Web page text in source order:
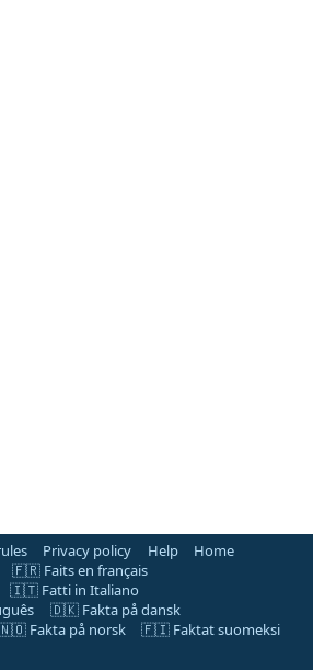
Privacy policy Help
Home
🇫🇷 Faits en français
🇮🇹 Fatti in Italiano
🇩🇰 Fakta på dansk
Fakta på norsk
🇫🇮 Faktat suomeksi